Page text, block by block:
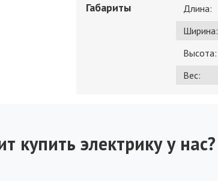
Габариты Длина:
Ширина:
Высота:
Вес:
купить электрику у нас?